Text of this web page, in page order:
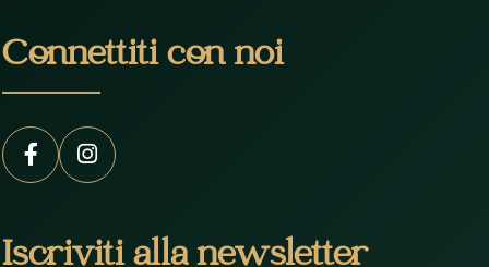
Connettiti con noi
Iscriviti alla newsletter